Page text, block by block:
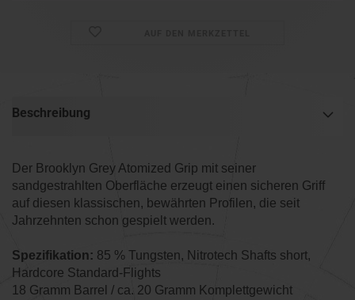
Beschreibung
Der Brooklyn Grey Atomized Grip mit seiner
sandgestrahlten Oberfläche erzeugt einen sicheren Griff
auf diesen klassischen, bewährten Profilen, die seit
Jahrzehnten schon gespielt werden.
Spezifikation: 85 % Tungsten, Nitrotech Shafts short,
Hardcore Standard-Flights
18 Gramm Barrel / ca. 20 Gramm Komplettgewicht